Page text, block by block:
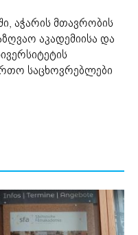
აჭარის მთავრობის
აკადემიისა და
საცხოვრებლები